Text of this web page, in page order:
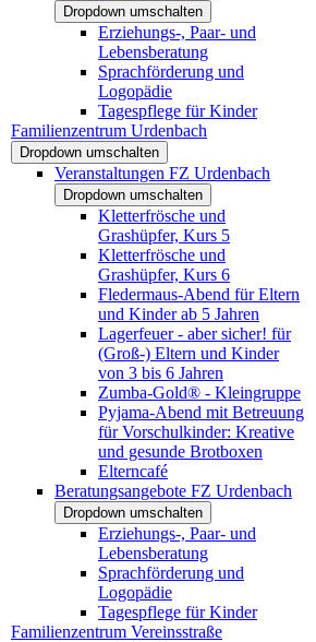
Dropdown umschalten
Erziehungs-, Paar- und
Lebensberatung
Sprachförderung und
Logopädie
Tagespflege für Kinder
Familienzentrum Urdenbach
Dropdown umschalten
Veranstaltungen FZ Urdenbach
Dropdown umschalten
Kletterfrösche und
Grashüpfer, Kurs 5
Kletterfrösche und
Grashüpfer, Kurs 6
Fledermaus-Abend für Eltern
und Kinder ab 5 Jahren
Lagerfeuer - aber sicher! für
(Groß-) Eltern und Kinder
von 3 bis 6 Jahren
Zumba-Gold® - Kleingruppe
Pyjama-Abend mit Betreuung
für Vorschulkinder: Kreative
und gesunde Brotboxen
Elterncafé
Beratungsangebote FZ Urdenbach
Dropdown umschalten
Erziehungs-, Paar- und
Lebensberatung
Sprachförderung und
Logopädie
Tagespflege für Kinder
Familienzentrum Vereinsstraße